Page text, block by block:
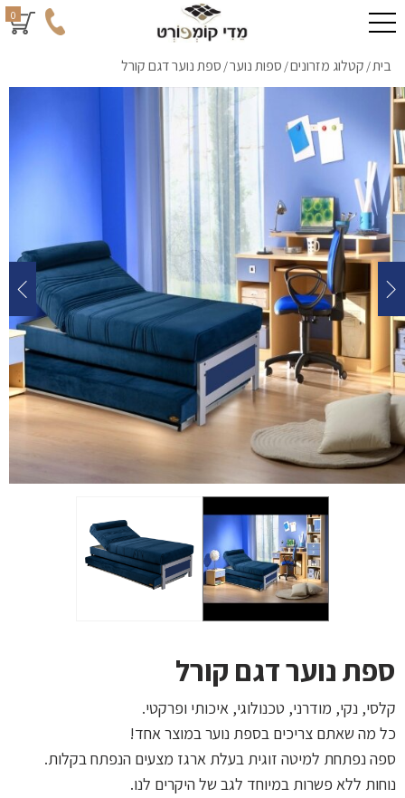
0
בית/ קטלוג מזרונים/ ספות נוער/ ספת נוער דגם קורל
ספת נוער דגם קורל
קלסי, נקי, מודרני, טכנולוגי, איכותי ופרקטי.
כל מה שאתם צריכים בספת נוער במוצר אחד!
ספה נפתחת למיטה זוגית בעלת ארגז מצעים הנפתח בקלות.
נוחות ללא פשרות במיוחד לגב של היקרים לנו.